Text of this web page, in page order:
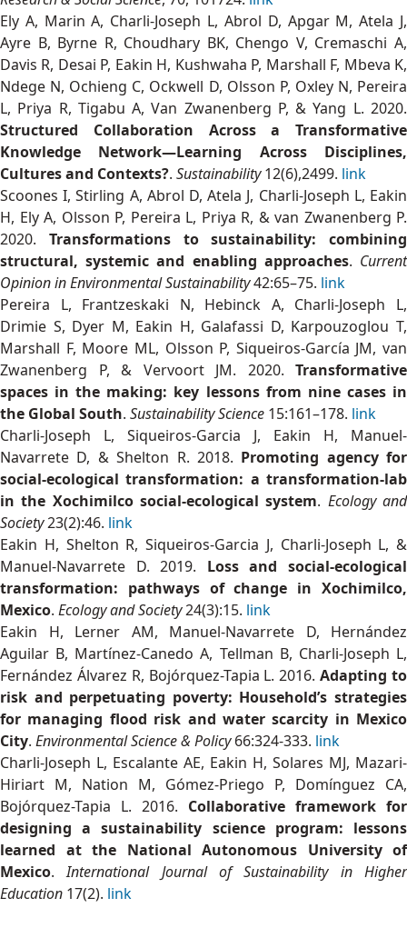
Ely A, Marin A, Charli-Joseph L, Abrol D, Apgar M, Atela J,
Ayre B, Byrne R, Choudhary BK, Chengo V, Cremaschi A,
Davis R, Desai P, Eakin H, Kushwaha P, Marshall F, Mbeva K,
Ndege N, Ochieng C, Ockwell D, Olsson P, Oxley N, Pereira
L, Priya R, Tigabu A, Van Zwanenberg P, & Yang L. 2020.
Structured Collaboration Across a Transformative
Knowledge Network—Learning Across Disciplines,
Cultures and Contexts?. Sustainability12(6),2499. link
Scoones I, Stirling A, Abrol D, Atela J, Charli-Joseph L, Eakin
H, Ely A, Olsson P, Pereira L, Priya R, & van Zwanenberg P.
2020. Transformations to sustainability: combining
structural, systemic and enabling approaches. Current
Opinion in Environmental Sustainability42:65–75. link
Pereira L, Frantzeskaki N, Hebinck A, Charli-Joseph L,
Drimie S, Dyer M, Eakin H, Galafassi D, Karpouzoglou T,
Marshall F, Moore ML, Olsson P, Siqueiros-García JM, van
Zwanenberg P, & Vervoort JM. 2020. Transformative
spaces in the making: key lessons from nine cases in
the Global South. Sustainability Science 15:161–178. link
Charli-Joseph L, Siqueiros-Garcia J, Eakin H, Manuel-
Navarrete D, & Shelton R. 2018. Promoting agency for
social-ecological transformation: a transformation-lab
in the Xochimilco social-ecological system. Ecology and
Society23(2):46. link
Eakin H, Shelton R, Siqueiros-Garcia J, Charli-Joseph L, &
Manuel-Navarrete D. 2019. Loss and social-ecological
transformation: pathways of change in Xochimilco,
Mexico. Ecology and Society24(3):15. link
Eakin H, Lerner AM, Manuel-Navarrete D, Hernández
Aguilar B, Martínez-Canedo A, Tellman B, Charli-Joseph L,
Fernández Álvarez R, Bojórquez-Tapia L. 2016.Adapting to
risk and perpetuating poverty: Household’s strategies
for managing flood risk and water scarcity in Mexico
City. Environmental Science & Policy66:324-333. link
Charli-Joseph L, Escalante AE, Eakin H, Solares MJ, Mazari-
Hiriart M, Nation M, Gómez-Priego P, Domínguez CA,
Bojórquez-Tapia L. 2016. Collaborative framework for
designing a sustainability science program: lessons
learned at the National Autonomous University of
Mexico.International Journal of Sustainability in Higher
Education 17(2). link